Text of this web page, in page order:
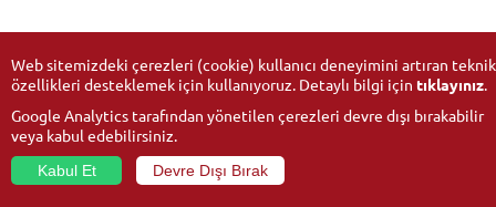
Web sitemizdeki çerezleri (cookie) kullanıcı deneyimini artıran teknik
özellikleri desteklemek için kullanıyoruz. Detaylı bilgi için tıklayınız.
Google Analytics tarafından yönetilen çerezleri devre dışı bırakabilir
veya kabul edebilirsiniz.
Kabul Et
Devre Dışı Bırak
© 2026Anadolu Üniversitesi- Tüm hakları saklıdır.